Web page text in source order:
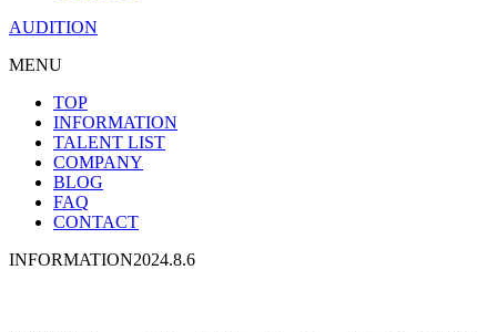
AUDITION
MENU
TOP
INFORMATION
TALENT LIST
COMPANY
BLOG
FAQ
CONTACT
INFORMATION2024.8.6